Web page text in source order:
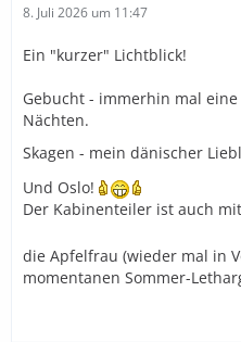
8. Juli 2026 um 11:47
Ein "kurzer" Lichtblick!
Gebucht - immerhin mal
Nächten.
Skagen - mein dänischer
Und Oslo!
Der Kabinenteiler ist auch
die Apfelfrau (wieder mal in
momentanen Sommer-